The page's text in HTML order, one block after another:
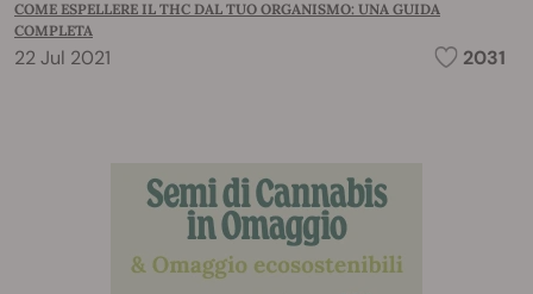
COME ESPELLERE IL THC DAL TUO ORGANISMO: UNA GUIDA
COMPLETA
22 Jul 2021 2031